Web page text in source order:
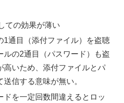
ての効果が薄い
1通目（添付ファイル）を盗聴
ルの2通目（パスワード）も盗
高いため、添付ファイルとパ
信する意味が無い。
ドを一定回数間違えるとロッ